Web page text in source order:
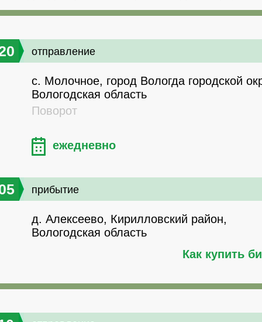
отправление
с. Молочное, город Вологда городской
Вологодская область
Поворот
ежедневно
прибытие
д. Алексеево, Кирилловский район,
Вологодская область
Как купить